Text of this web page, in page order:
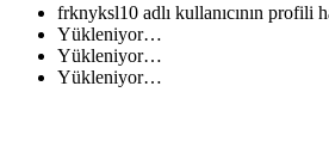
frknyksl10 adlı kullanıcının profili
Yükleniyor…
Yükleniyor…
Yükleniyor…